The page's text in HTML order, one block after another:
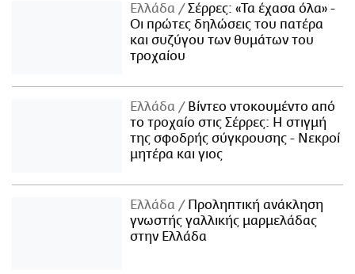
Ελλάδα
Σέρρες: «Τα έχασα όλα» -
Οι πρώτες δηλώσεις του πατέρα
και συζύγου των θυμάτων του
τροχαίου
Ελλάδα
Βίντεο ντοκουμέντο από
το τροχαίο στις Σέρρες: Η στιγμή
της σφοδρής σύγκρουσης - Νεκροί
μητέρα και γιος
Ελλάδα
Προληπτική ανάκληση
γνωστής γαλλικής μαρμελάδας
στην Ελλάδα